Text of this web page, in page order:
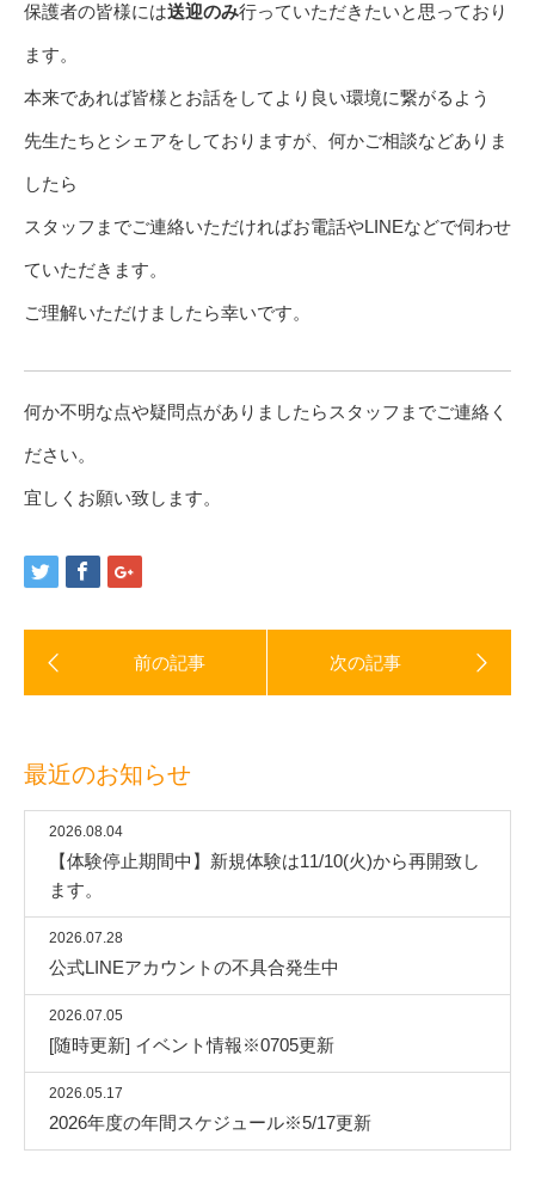
保護者の皆様には送迎のみ行っていただきたいと思っており
ます。
本来であれば皆様とお話をしてより良い環境に繋がるよう
先生たちとシェアをしておりますが、何かご相談などありま
したら
スタッフまでご連絡いただければお電話やLINEなどで伺わせ
ていただきます。
ご理解いただけましたら幸いです。
何か不明な点や疑問点がありましたらスタッフまでご連絡く
ださい。
宜しくお願い致します。
最近のお知らせ
2026.08.04
【体験停止期間中】新規体験は11/10(火)から再開致し
ます。
2026.07.28
公式LINEアカウントの不具合発生中
2026.07.05
[随時更新] イベント情報※0705更新
2026.05.17
2026年度の年間スケジュール※5/17更新